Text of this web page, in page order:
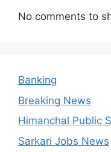
No comments to
Banking
Breaking News
Himanchal Public
Sarkari Jobs News